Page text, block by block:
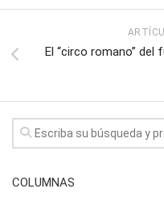
El “circo romano”
COLUMNAS